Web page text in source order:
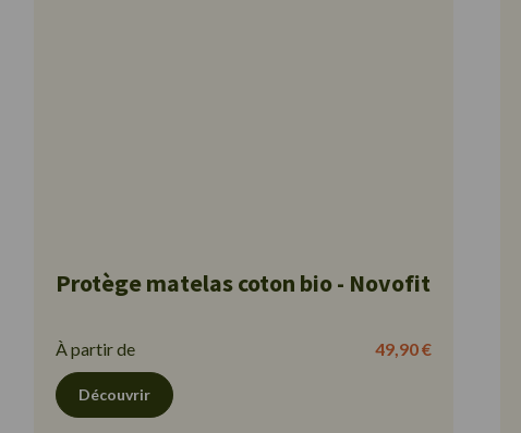
Protège matelas coton bio - Novofit
À partir de 49,90 €
Découvrir